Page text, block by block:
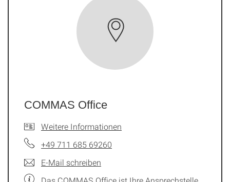
COMMAS Office
Weitere Informationen
+49 711 685 69260
E-Mail schreiben